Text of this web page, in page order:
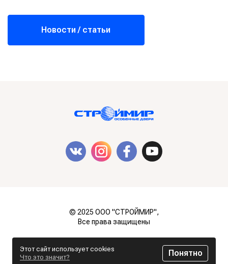
Новости / статьи
© 2025 ООО "СТРОЙМИР",
Все права защищены
Этот сайт использует cookies
Что это значит?
Понятно